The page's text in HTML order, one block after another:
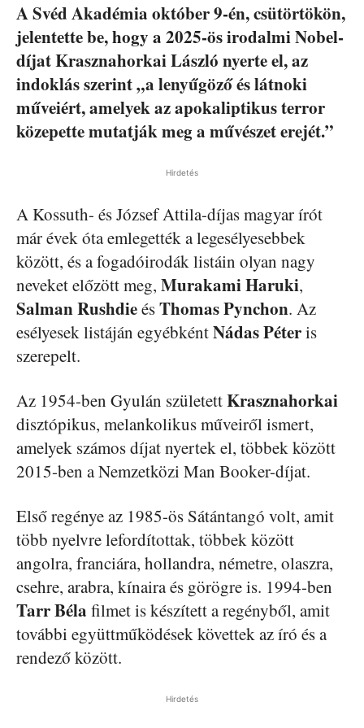
A Svéd Akadémia október 9-én, csütörtökön,
jelentette be, hogy a 2025-ös irodalmi Nobel-
díjat Krasznahorkai László nyerte el, az
indoklás szerint „a lenyűgöző és látnoki
műveiért, amelyek az apokaliptikus terror
közepette mutatják meg a művészet erejét.”
Hirdetés
A Kossuth- és József Attila-díjas magyar írót
már évek óta emlegették a legesélyesebbek
között, és a fogadóirodák listáin olyan nagy
neveket előzött meg, MurakamiHaruki,
SalmanRushdieésThomasPynchon. Az
esélyesek listáján egyébkéntNádas Péteris
szerepelt.
Az 1954-ben Gyulán születettKrasznahorkai
disztópikus, melankolikus műveiről ismert,
amelyek számos díjat nyertek el, többek között
2015-ben a Nemzetközi Man Booker-díjat.
Első regénye az 1985-ös Sátántangó volt, amit
több nyelvre lefordítottak, többek között
angolra, franciára, hollandra, németre, olaszra,
csehre, arabra, kínaira és görögre is. 1994-ben
Tarr Béla filmet is készített a regényből, amit
további együttműködések követtek az író és a
rendező között.
Hirdetés